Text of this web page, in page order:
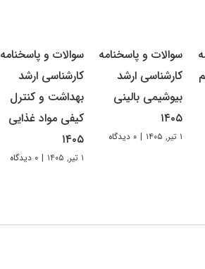
سوالات و پاسخنامه
کارشناسی ارشد
بیوشیمی بالینی
۱۴۰۵
۱ تیر, ۱۴۰۵ | ۰ دیدگاه
سوالات و پاسخنامه
کارشناسی ارشد
بهداشت و کنترل
کیفی مواد غذایی
۱۴۰۵
۱ تیر, ۱۴۰۵ | ۰ دیدگاه